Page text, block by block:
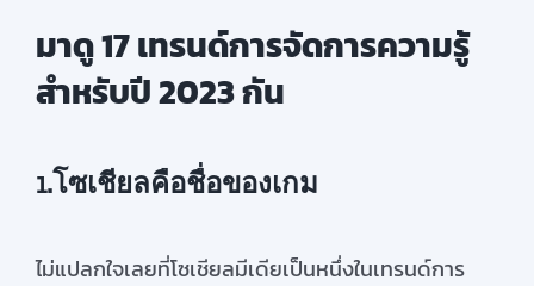
มาดู 17 เทรนด์การจัดการความรู้
สำหรับปี 2023 กัน
1.โซเชียลคือชื่อของเกม
ไม่แปลกใจเลยที่โซเชียลมีเดียเป็นหนึ่งในเทรนด์การ